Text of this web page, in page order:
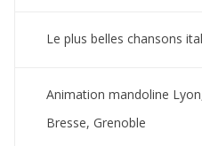
Le plus belles chansons
Animation mandoline
Bresse, Grenoble